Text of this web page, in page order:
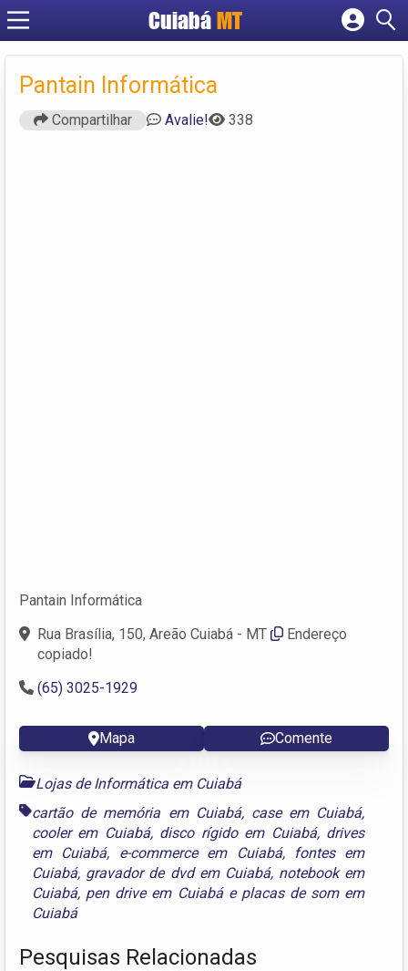
Cuiabá MT
Cadastrar empresa
Criar conta
Pantain Informática
Compartilhar Avalie! 338
Pantain Informática
Rua Brasília, 150, Areão Cuiabá - MT
Endereço
copiado!
(65) 3025-1929
Mapa Comente
Lojas de Informática em Cuiabá
cartão de memória em Cuiabá, case em Cuiabá,
cooler em Cuiabá, disco rígido em Cuiabá, drives
em Cuiabá, e-commerce em Cuiabá,
fontes em
Cuiabá, gravador de dvd em Cuiabá, notebook em
Cuiabá, pen drive em Cuiabáe placas de som em
Cuiabá
Pesquisas Relacionadas